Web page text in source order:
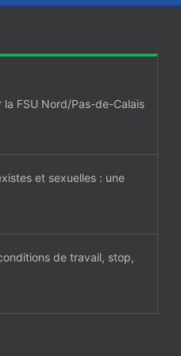
FSU Nord/Pas-de-Calais
et sexuelles : une
de travail, stop,